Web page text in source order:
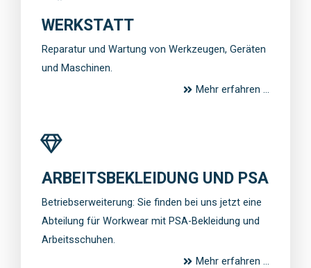
WERKSTATT
Reparatur und Wartung von Werkzeugen, Geräten
und Maschinen.
Mehr erfahren ...
ARBEITSBEKLEIDUNG UND PSA
Betriebserweiterung: Sie finden bei uns jetzt eine
Abteilung für Workwear mit PSA-Bekleidung und
Arbeitsschuhen.
Mehr erfahren ...